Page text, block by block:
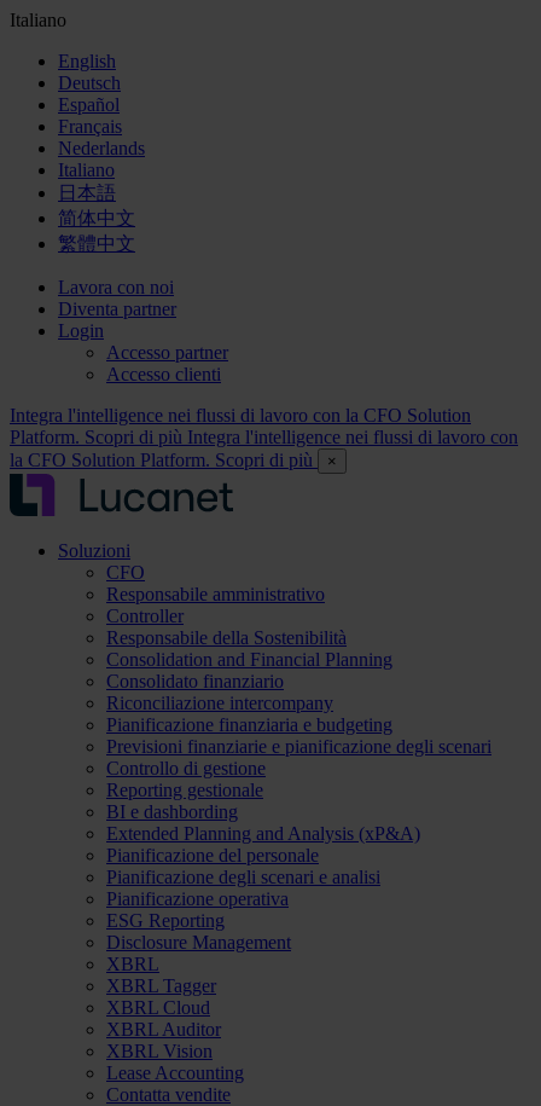
Italiano
English
Deutsch
Español
Français
Nederlands
Italiano
日本語
简体中文
繁體中文
Lavora con noi
Diventa partner
Login
Accesso partner
Accesso clienti
Integra l'intelligence nei flussi di lavoro con la CFO Solution
Platform. Scopri di più Integra l'intelligence nei flussi di lavoro con
la CFO Solution Platform. Scopri di più
×
Soluzioni
CFO
Responsabile amministrativo
Controller
Responsabile della Sostenibilità
Consolidation and Financial Planning
Consolidato finanziario
Riconciliazione intercompany
Pianificazione finanziaria e budgeting
Previsioni finanziarie e pianificazione degli scenari
Controllo di gestione
Reporting gestionale
BI e dashbording
Extended Planning and Analysis (xP&A)
Pianificazione del personale
Pianificazione degli scenari e analisi
Pianificazione operativa
ESG Reporting
Disclosure Management
XBRL
XBRL Tagger
XBRL Cloud
XBRL Auditor
XBRL Vision
Lease Accounting
Contatta vendite